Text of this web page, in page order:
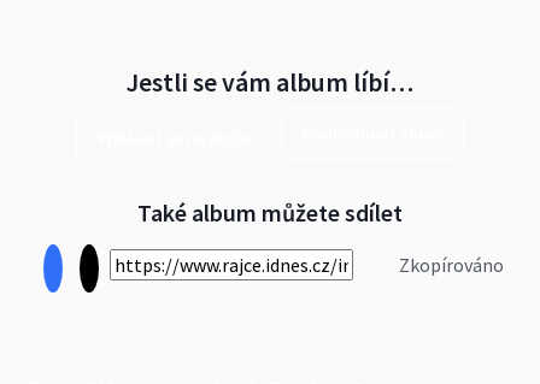
Jestli se vám album líbí…
Také album můžete sdílet
Zkopírováno